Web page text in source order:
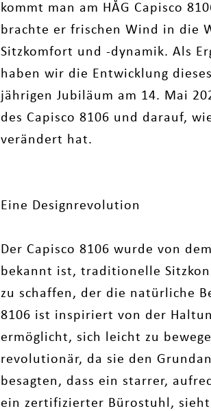
kommt man am HÅG Capisco
brachte er frischen Wind in die
Sitzkomfort und -dynamik. Als
haben wir die Entwicklung
jährigen Jubiläum am 14. Mai
des Capisco 8106 und darauf,
verändert hat.
Eine Designrevolution
Der Capisco 8106 wurde von
bekannt ist, traditionelle
zu schaffen, der die natürliche
8106 ist inspiriert von der
ermöglicht, sich leicht zu
revolutionär, da sie den
besagten, dass ein starrer,
ein zertifizierter Bürostuhl,